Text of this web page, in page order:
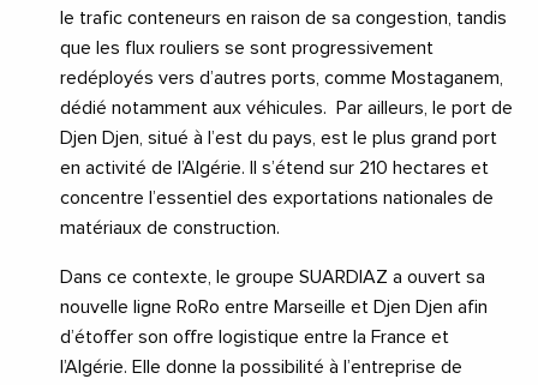
le trafic conteneurs en raison de sa congestion, tandis
que les flux rouliers se sont progressivement
redéployés vers d’autres ports, comme Mostaganem,
dédié notamment aux véhicules. Par ailleurs, le port de
Djen Djen, situé à l’est du pays, est le plus grand port
en activité de l’Algérie. Il s’étend sur 210 hectares et
concentre l’essentiel des exportations nationales de
matériaux de construction.
Dans ce contexte, le groupe SUARDIAZ a ouvert sa
nouvelle ligne RoRo entre Marseille et Djen Djen afin
d’étoffer son offre logistique entre la France et
l’Algérie. Elle donne la possibilité à l’entreprise de